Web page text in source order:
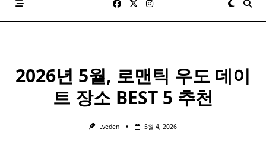
2026년 5월, 로맨틱 우도 데이
트 장소 BEST 5 추천
Lveden 5월 4, 2026